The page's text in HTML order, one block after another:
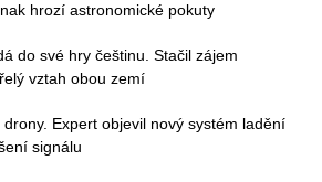
hrozí astronomické pokuty
do své hry češtinu. Stačil zájem
vztah obou zemí
Expert objevil nový systém ladění
signálu